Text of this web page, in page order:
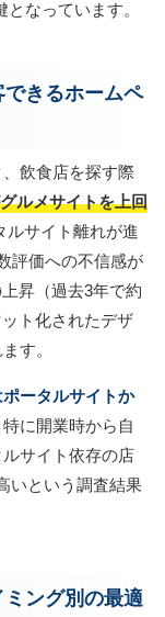
なっています。
きるホームペ
飲食店を探す際
ルメサイトを上回
ルサイト離れが進
評価への不信感が
昇（過去3年で約
ト化されたデザ
す。
ータルサイトか
に開業時から自
サイト依存の店
いという調査結果
ング別の最適